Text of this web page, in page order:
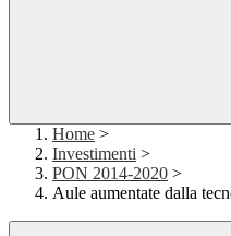
Home >
Investimenti >
PON 2014-2020 >
Aule aumentate dalla